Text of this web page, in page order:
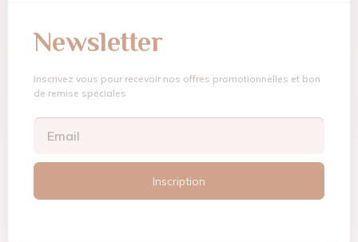
Newsletter
Inscrivez vous pour recevoir nos offres promotionnelles et bon
de remise spéciales
Inscription